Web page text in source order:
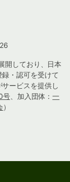
開しており、日本
・認可を受けて
ービスを提供し
号、加入団体：一
）